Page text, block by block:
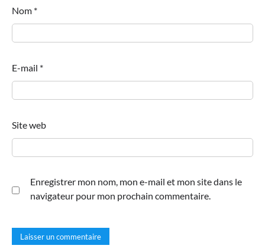
Nom *
E-mail *
Site web
Enregistrer mon nom, mon e-mail et mon site dans le
navigateur pour mon prochain commentaire.